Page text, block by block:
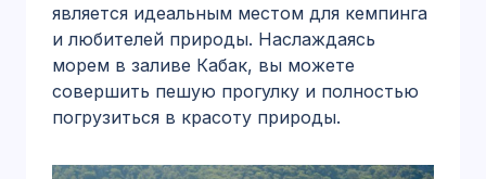
является идеальным местом для кемпинга
и любителей природы. Наслаждаясь
морем в заливе Кабак, вы можете
совершить пешую прогулку и полностью
погрузиться в красоту природы.